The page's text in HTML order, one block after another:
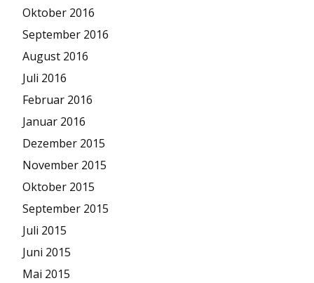
Oktober 2016
September 2016
August 2016
Juli 2016
Februar 2016
Januar 2016
Dezember 2015
November 2015
Oktober 2015
September 2015
Juli 2015
Juni 2015
Mai 2015